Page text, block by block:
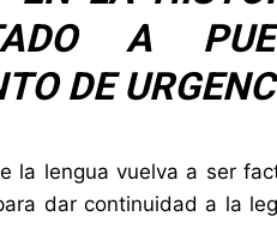
A
DE
la lengua vuelva a ser
dar continuidad a la